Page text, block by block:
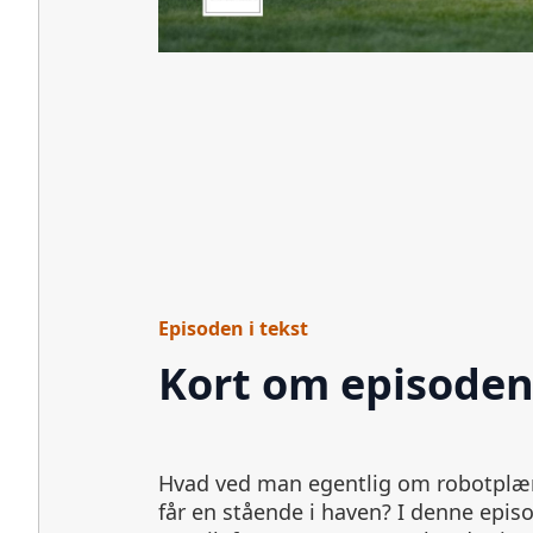
Episoden i tekst
Kort om episoden
Hvad ved man egentlig om
får en stående i haven? I denne episode taler vi med
løsninger, om installation og om
fører til skuffelse. Vi taler også om, hvornår en